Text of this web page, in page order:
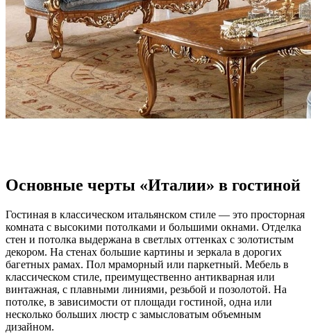
Основные черты «Италии» в гостиной
Гостиная в классическом итальянском стиле — это просторная
комната с высокими потолками и большими окнами. Отделка
стен и потолка выдержана в светлых оттенках с золотистым
декором. На стенах большие картины и зеркала в дорогих
багетных рамах. Пол мраморный или паркетный. Мебель в
классическом стиле, преимущественно антикварная или
винтажная, с плавными линиями, резьбой и позолотой. На
потолке, в зависимости от площади гостиной, одна или
несколько больших люстр с замысловатым объемным
дизайном.